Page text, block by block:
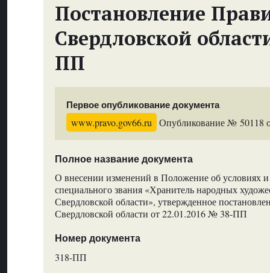
Постановление
Свердловской
ПП
Первое опубликование документа
www.pravo.gov66.ru Опубликование № 50118
Полное название документа
О внесении изменений в Положение об условиях
специального звания «Хранитель народных
Свердловской области», утвержденное
Свердловской области от 22.01.2016 № 38-ПП
Номер документа
318-ПП